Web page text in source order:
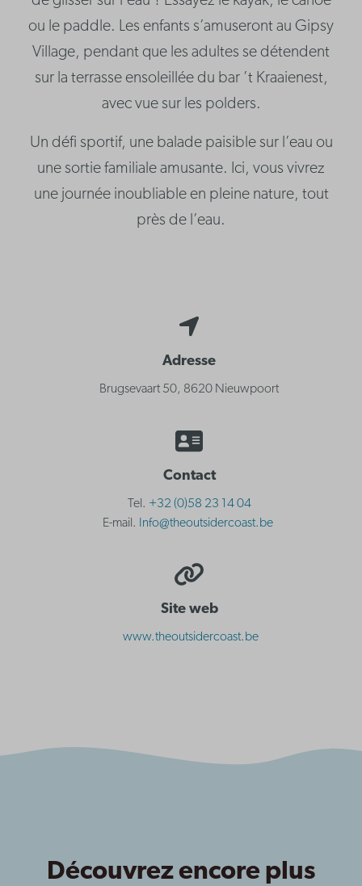
ou le paddle. Les enfants s’amuseront au Gipsy
Village, pendant que les adultes se détendent
sur la terrasse ensoleillée du bar ’t Kraaienest,
avec vue sur les polders.
Un défi sportif, une balade paisible sur l’eau ou
une sortie familiale amusante. Ici, vous vivrez
une journée inoubliable en pleine nature, tout
près de l’eau.
Adresse
Brugsevaart 50, 8620 Nieuwpoort
Contact
Tel. +32 (0)58 23 14 04
E-mail.
Info@theoutsidercoast.be
Site web
www.theoutsidercoast.be
Découvrez encore plus